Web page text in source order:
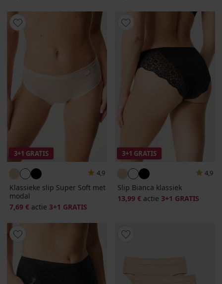
3+1 GRATIS
4,9
Klassieke slip Super Soft met
modal
7,69 € actie 3+1 GRATIS
3+1 GRATIS
4,9
Slip Bianca klassiek
13,99 € actie 3+1 GRATIS